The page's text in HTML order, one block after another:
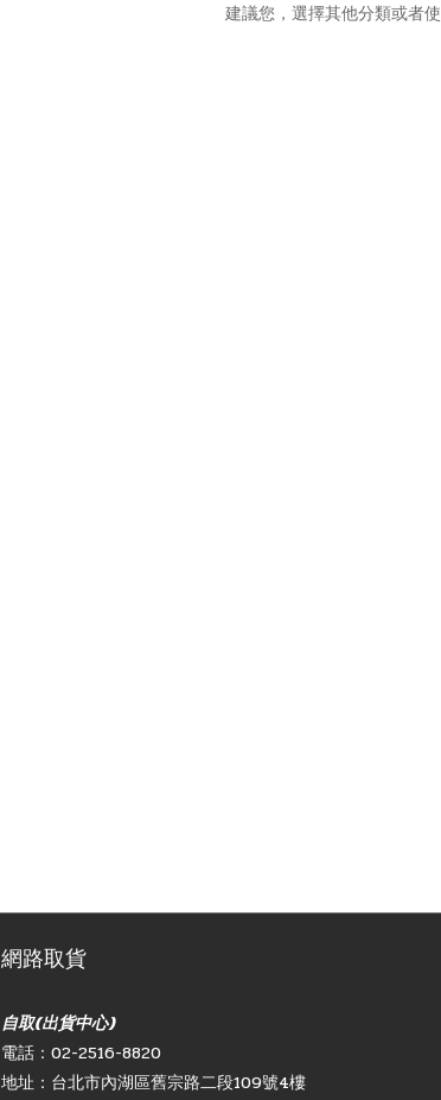
建議您，選擇其他分類或者
網路取貨
自取(出貨中心)
電話：02-2516-8820
地址：台北市內湖區舊宗路二段109號4樓